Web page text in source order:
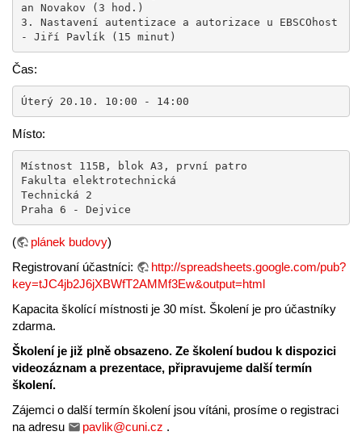
an Novakov (3 hod.)
3. Nastavení autentizace a autorizace u EBSCOhost
- Jiří Pavlík (15 minut)
Čas:
Úterý 20.10. 10:00 - 14:00
Místo:
Místnost 115B, blok A3, první patro
Fakulta elektrotechnická
Technická 2
Praha 6 - Dejvice
( plánek budovy)
Registrovaní účastníci:
http://spreadsheets.google.com/pub?
key=tJC4jb2J6jXBWfT2AMMf3Ew&output=html
Kapacita školící místnosti je 30 míst. Školení je pro účastníky
zdarma.
Školení je již plně obsazeno. Ze školení budou k dispozici
videozáznam a prezentace, připravujeme další termín
školení.
Zájemci o další termín školení jsou vítáni, prosíme o registraci
na adresu
pavlik@cuni.cz .